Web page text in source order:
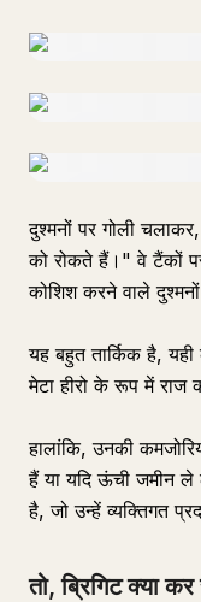
दुश्मनों पर गोली
को रोकते हैं।" वे टैंकों
कोशिश करने वाले
यह बहुत तार्किक है,
मेटा हीरो के रूप में राज
हालांकि, उनकी
हैं या यदि ऊंची जमीन ले
है, जो उन्हें व्यक्तिगत
तो, ब्रिगिट क्या